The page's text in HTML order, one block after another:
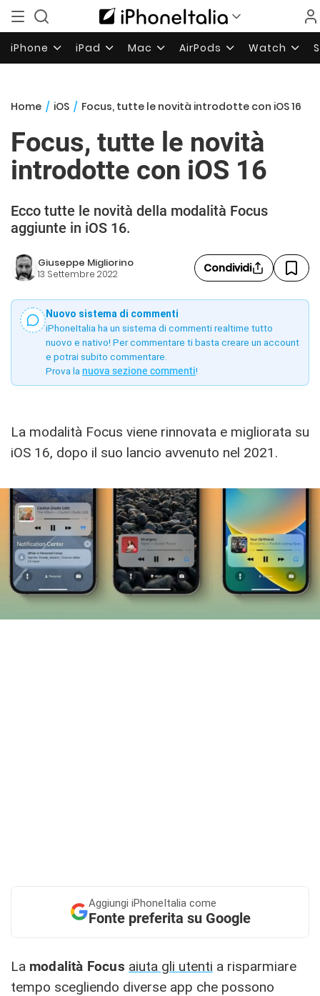
iPhone iPad Mac AirPods Watch
Home / iOS / Focus, tutte le novità introdotte con iOS 16
Focus, tutte le novità
introdotte con iOS 16
Ecco tutte le novità della modalità Focus
aggiunte in iOS 16.
Giuseppe Migliorino
13 Settembre 2022 Condividi
Nuovo sistema di commenti
iPhoneItalia ha un sistema di commenti realtime tutto
nuovo e nativo! Per commentare ti basta creare un account
e potrai subito commentare.
Prova la nuova sezione commenti!
La modalità Focus viene rinnovata e migliorata su
iOS 16, dopo il suo lancio avvenuto nel 2021.
Aggiungi iPhoneItalia come
Fonte preferita su Google
La modalità Focus aiuta gli utenti a risparmiare
tempo scegliendo diverse app che possono